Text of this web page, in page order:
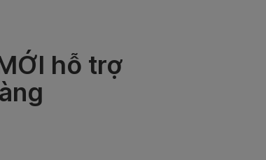
hỗ trợ